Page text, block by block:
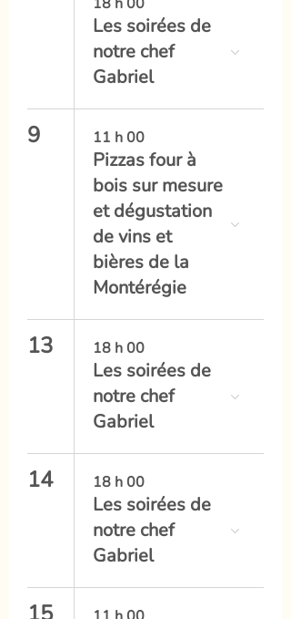
Les soirées de
notre chef
Gabriel
9 11 h 00
Pizzas four à
bois sur mesure
et dégustation
de vins et
bières de la
Montérégie
13 18 h 00
Les soirées de
notre chef
Gabriel
14 18 h 00
Les soirées de
notre chef
Gabriel